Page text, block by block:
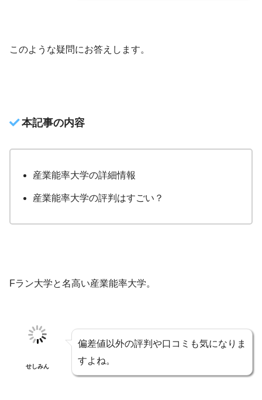
このような疑問にお答えします。
本記事の内容
産業能率大学の詳細情報
産業能率大学の評判はすごい？
Fラン大学と名高い産業能率大学。
せしみん
偏差値以外の評判や口コミも気になりま
すよね。